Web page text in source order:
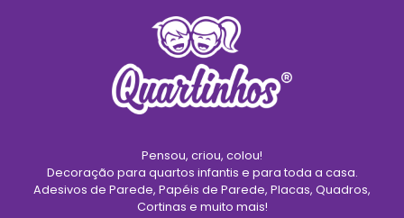
Pensou, criou, colou!
Decoração para quartos infantis e para toda a casa.
Adesivos de Parede, Papéis de Parede, Placas, Quadros,
Cortinas e muito mais!